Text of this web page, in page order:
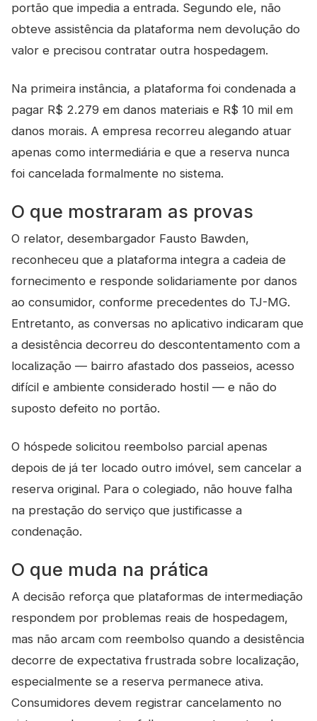
portão que impedia a entrada. Segundo ele, não
obteve assistência da plataforma nem devolução do
valor e precisou contratar outra hospedagem.
Na primeira instância, a plataforma foi condenada a
pagar R$ 2.279 em danos materiais e R$ 10 mil em
danos morais. A empresa recorreu alegando atuar
apenas como intermediária e que a reserva nunca
foi cancelada formalmente no sistema.
O que mostraram as provas
O relator, desembargador Fausto Bawden,
reconheceu que a plataforma integra a cadeia de
fornecimento e responde solidariamente por danos
ao consumidor, conforme precedentes do TJ-MG.
Entretanto, as conversas no aplicativo indicaram que
a desistência decorreu do descontentamento com a
localização — bairro afastado dos passeios, acesso
difícil e ambiente considerado hostil — e não do
suposto defeito no portão.
O hóspede solicitou reembolso parcial apenas
depois de já ter locado outro imóvel, sem cancelar a
reserva original. Para o colegiado, não houve falha
na prestação do serviço que justificasse a
condenação.
O que muda na prática
A decisão reforça que plataformas de intermediação
respondem por problemas reais de hospedagem,
mas não arcam com reembolso quando a desistência
decorre de expectativa frustrada sobre localização,
especialmente se a reserva permanece ativa.
Consumidores devem registrar cancelamento no